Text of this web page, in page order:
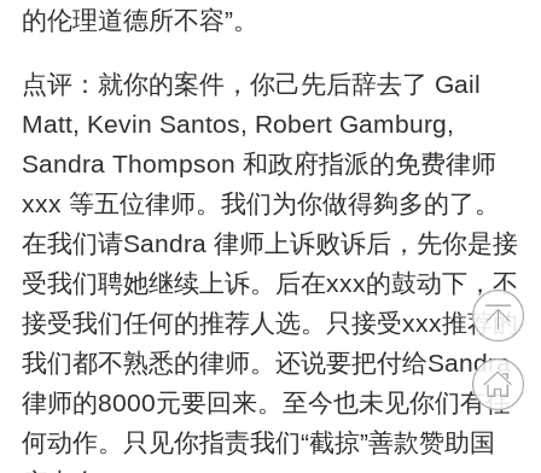
的伦理道德所不容”。
点评：就你的案件，你己先后辞去了 Gail
Matt, Kevin Santos, Robert Gamburg,
Sandra Thompson 和政府指派的免费律师
xxx 等五位律师。我们为你做得夠多的了。
在我们请Sandra 律师上诉败诉后，先你是接
受我们聘她继续上诉。后在xxx的鼓动下，不
接受我们任何的推荐人选。只接受xxx推荐的
我们都不熟悉的律师。还说要把付给Sandra
律师的8000元要回来。至今也未见你们有任
何动作。只见你指责我们“截掠”善款赞助国